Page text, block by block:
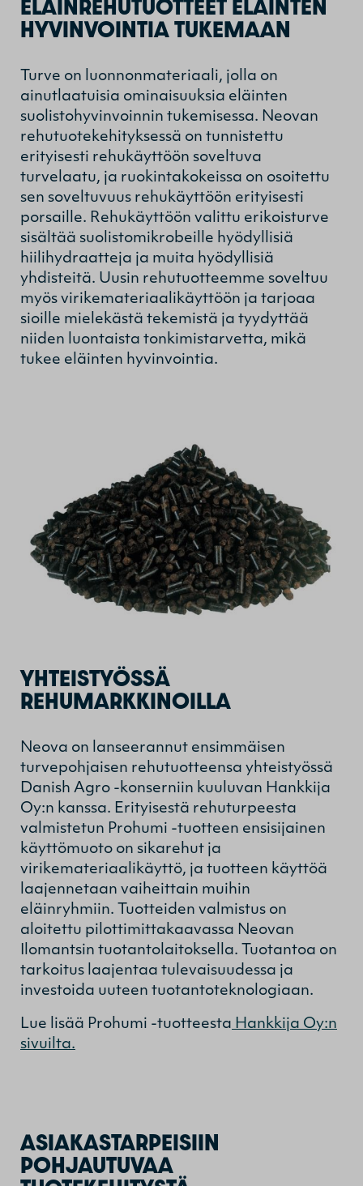
ELÄINREHUTUOTTEET ELÄINTEN
HYVINVOINTIA TUKEMAAN
Turve on luonnonmateriaali, jolla on
ainutlaatuisia ominaisuuksia eläinten
suolistohyvinvoinnin tukemisessa. Neovan
rehutuotekehityksessä on tunnistettu
erityisesti rehukäyttöön soveltuva
turvelaatu, ja ruokintakokeissa on osoitettu
sen soveltuvuus rehukäyttöön erityisesti
porsaille. Rehukäyttöön valittu erikoisturve
sisältää suolistomikrobeille hyödyllisiä
hiilihydraatteja ja muita hyödyllisiä
yhdisteitä. Uusin rehutuotteemme soveltuu
myös virikemateriaalikäyttöön ja tarjoaa
sioille mielekästä tekemistä ja tyydyttää
niiden luontaista tonkimistarvetta, mikä
tukee eläinten hyvinvointia.
YHTEISTYÖSSÄ
REHUMARKKINOILLA
Neova on lanseerannut ensimmäisen
turvepohjaisen rehutuotteensa yhteistyössä
Danish Agro -konserniin kuuluvan Hankkija
Oy:n kanssa. Erityisestä rehuturpeesta
valmistetun Prohumi -tuotteen ensisijainen
käyttömuoto on sikarehut ja
virikemateriaalikäyttö, ja tuotteen käyttöä
laajennetaan vaiheittain muihin
eläinryhmiin. Tuotteiden valmistus on
aloitettu pilottimittakaavassa Neovan
Ilomantsin tuotantolaitoksella. Tuotantoa on
tarkoitus laajentaa tulevaisuudessa ja
investoida uuteen tuotantoteknologiaan.
Lue lisää Prohumi -tuotteesta Hankkija Oy:n
sivuilta.
ASIAKASTARPEISIIN
POHJAUTUVAA